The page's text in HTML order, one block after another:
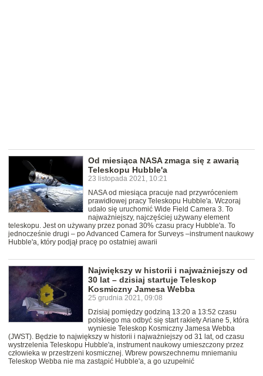
Od miesiąca NASA zmaga się z awarią
Teleskopu Hubble'a
23 listopada 2021, 10:21
NASA od miesiąca pracuje nad przywróceniem
prawidłowej pracy Teleskopu Hubble'a. Wczoraj
udało się uruchomić Wide Field Camera 3. To
najważniejszy, najczęściej używany element
teleskopu. Jest on używany przez ponad 30% czasu pracy Hubble'a. To
jednocześnie drugi – po Advanced Camera for Surveys –instrument naukowy
Hubble'a, który podjął pracę po ostatniej awarii
Największy w historii i najważniejszy od
30 lat – dzisiaj startuje Teleskop
Kosmiczny Jamesa Webba
25 grudnia 2021, 09:08
Dzisiaj pomiędzy godziną 13:20 a 13:52 czasu
polskiego ma odbyć się start rakiety Ariane 5, która
wyniesie Teleskop Kosmiczny Jamesa Webba
(JWST). Będzie to największy w historii i najważniejszy od 31 lat, od czasu
wystrzelenia Teleskopu Hubble'a, instrument naukowy umieszczony przez
człowieka w przestrzeni kosmicznej. Wbrew powszechnemu mniemaniu
Teleskop Webba nie ma zastąpić Hubble'a, a go uzupełnić